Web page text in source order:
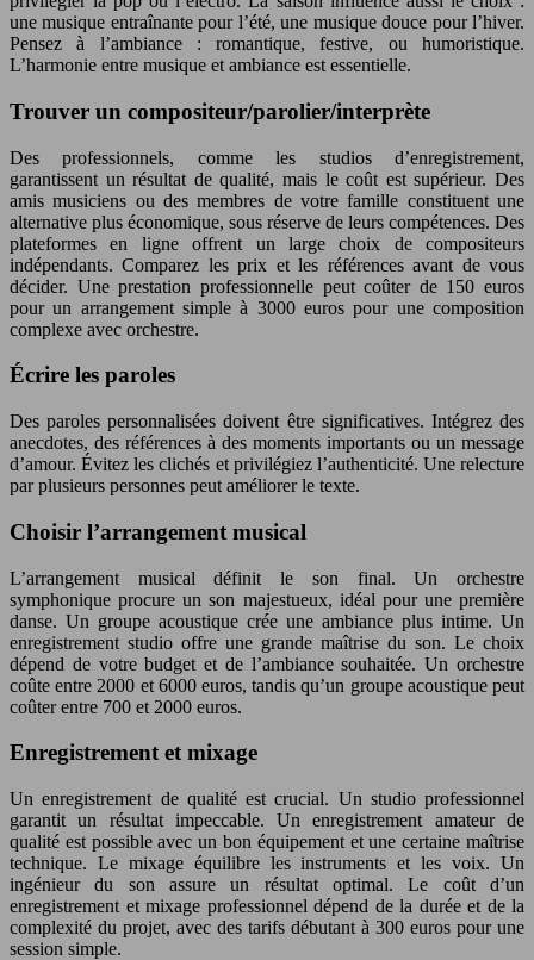
une musique entraînante pour l’été, une musique douce pour l’hiver.
Pensez à l’ambiance : romantique, festive, ou humoristique.
L’harmonie entre musique et ambiance est essentielle.
Trouver un compositeur/parolier/interprète
Des professionnels, comme les studios d’enregistrement,
garantissent un résultat de qualité, mais le coût est supérieur. Des
amis musiciens ou des membres de votre famille constituent une
alternative plus économique, sous réserve de leurs compétences. Des
plateformes en ligne offrent un large choix de compositeurs
indépendants. Comparez les prix et les références avant de vous
décider. Une prestation professionnelle peut coûter de 150 euros
pour un arrangement simple à 3000 euros pour une composition
complexe avec orchestre.
Écrire les paroles
Des paroles personnalisées doivent être significatives. Intégrez des
anecdotes, des références à des moments importants ou un message
d’amour. Évitez les clichés et privilégiez l’authenticité. Une relecture
par plusieurs personnes peut améliorer le texte.
Choisir l’arrangement musical
L’arrangement musical définit le son final. Un orchestre
symphonique procure un son majestueux, idéal pour une première
danse. Un groupe acoustique crée une ambiance plus intime. Un
enregistrement studio offre une grande maîtrise du son. Le choix
dépend de votre budget et de l’ambiance souhaitée. Un orchestre
coûte entre 2000 et 6000 euros, tandis qu’un groupe acoustique peut
coûter entre 700 et 2000 euros.
Enregistrement et mixage
Un enregistrement de qualité est crucial. Un studio professionnel
garantit un résultat impeccable. Un enregistrement amateur de
qualité est possible avec un bon équipement et une certaine maîtrise
technique. Le mixage équilibre les instruments et les voix. Un
ingénieur du son assure un résultat optimal. Le coût d’un
enregistrement et mixage professionnel dépend de la durée et de la
complexité du projet, avec des tarifs débutant à 300 euros pour une
session simple.